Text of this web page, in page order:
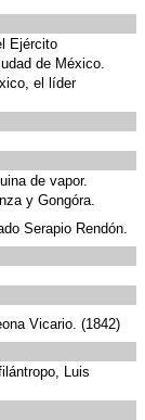
Ejército
de México.
el líder
de vapor.
y Gongóra.
Serapio Rendón.
Vicario. (1842)
Luis